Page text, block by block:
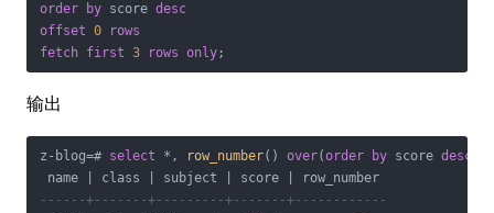
order
by score desc
offset 0
rows
fetch first 3 rows only;
输出
z - blog=# select * , row_number() over(order by score desc
name
class subject score
------+-------+---------+-------+------------